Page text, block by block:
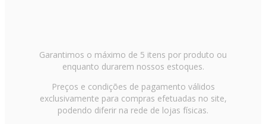
Garantimos o máximo de 5 itens por produto ou
enquanto durarem nossos estoques.
Preços e condições de pagamento válidos
exclusivamente para compras efetuadas no site,
podendo diferir na rede de lojas físicas.